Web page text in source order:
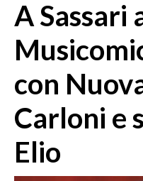
MEDIO CAMPIDANO
SASSARI E PROVINCIA
NUORO E PROVINCIA
OGLIASTRA
AGENDA
CRONACA
A Sassari
con
Carloni e
Elio